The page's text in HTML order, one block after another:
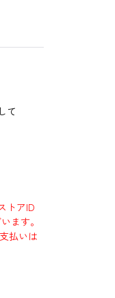
て
トアID
ます。
払いは